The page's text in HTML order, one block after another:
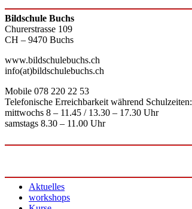
Bildschule Buchs
Churerstrasse 109
CH – 9470 Buchs
www.bildschulebuchs.ch
info(at)bildschulebuchs.ch
Mobile 078 220 22 53
Telefonische Erreichbarkeit während Schulzeiten:
mittwochs 8 – 11.45 / 13.30 – 17.30 Uhr
samstags 8.30 – 11.00 Uhr
Aktuelles
workshops